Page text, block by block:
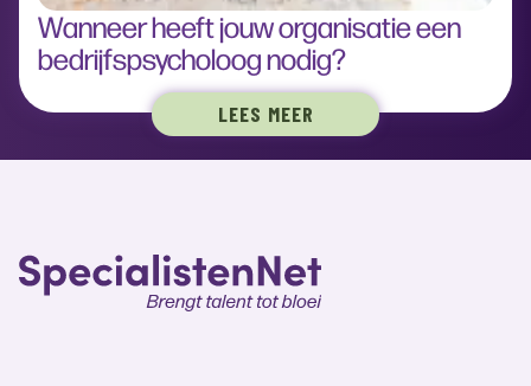
Wanneer heeft jouw organisatie een
bedrijfspsycholoog nodig?
LEES MEER